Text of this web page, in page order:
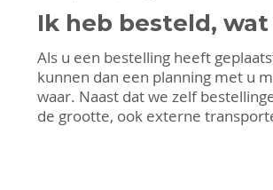
Ik heb besteld,
Als u een bestelling heeft
kunnen dan een planning met u
waar. Naast dat we zelf
de grootte, ook externe